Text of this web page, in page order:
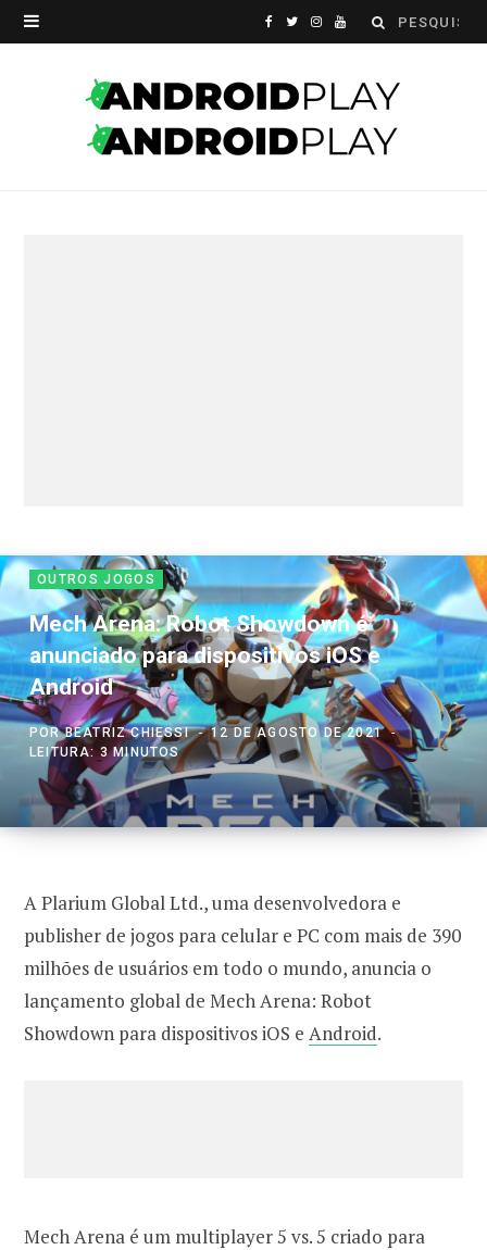
Search
F
c
T
i
t
I Y
u
T
OUTROS JOGOS
Mech Arena: Robot Showdown é
anunciado para dispositivos iOS e
Android
PORBEATRIZ CHIESSI
12 DE AGOSTO DE 2021
LEITURA: 3 MINUTOS
A Plarium Global Ltd., uma desenvolvedora e
publisher de jogos para celular e PC com mais de 390
milhões de usuários em todo o mundo, anuncia o
lançamento global de Mech Arena: Robot
Showdown para dispositivos iOS e Android.
Mech Arena é um multiplayer 5 vs. 5 criado para